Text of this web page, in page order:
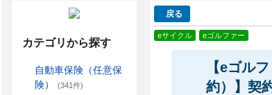
カテゴリから探す
自動車保険（任意保
険）
(341件)
戻る
eサイクル eゴルファー
【eゴル
約）】契